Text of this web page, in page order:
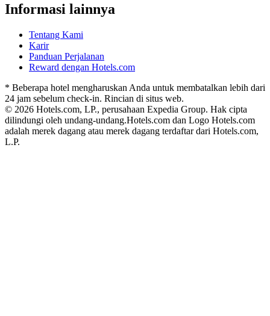
Informasi lainnya
Tentang Kami
Karir
Panduan Perjalanan
Reward dengan Hotels.com
* Beberapa hotel mengharuskan Anda untuk membatalkan lebih dari
24 jam sebelum check-in. Rincian di situs web.
© 2026 Hotels.com, LP., perusahaan Expedia Group. Hak cipta
dilindungi oleh undang-undang.Hotels.com dan Logo Hotels.com
adalah merek dagang atau merek dagang terdaftar dari Hotels.com,
L.P.